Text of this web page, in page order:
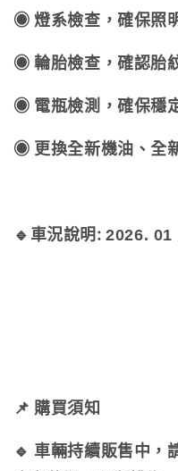
◉ 燈系檢查，確保照
◉ 輪胎檢查，確認胎
◉ 電瓶檢測，確保穩
◉ 更換全新機油、全
🔹車況說明:2026. 01
📌 購買須知
🔹 車輛持續販售中，